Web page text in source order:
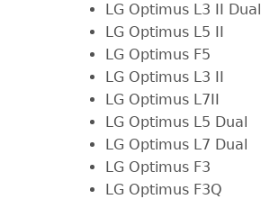
LG Optimus L3 II Dual
LG Optimus L5 II
LG Optimus F5
LG Optimus L3 II
LG Optimus L7II
LG Optimus L5 Dual
LG Optimus L7 Dual
LG Optimus F3
LG Optimus F3Q